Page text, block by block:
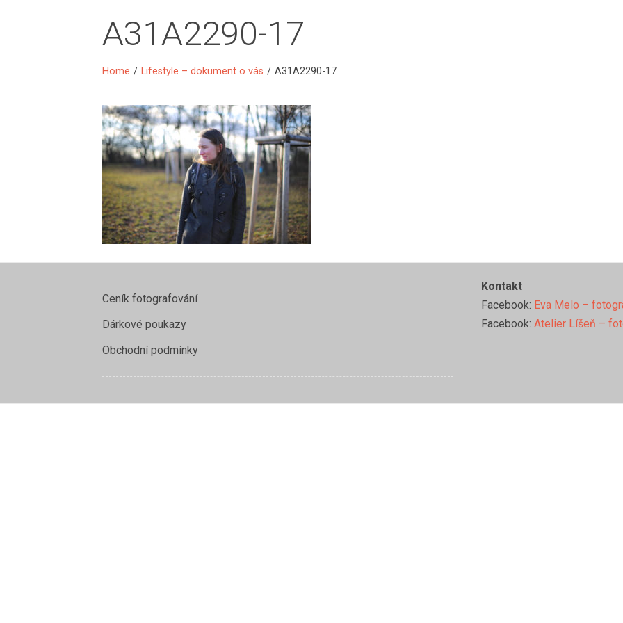
A31A2290-17
Home / Lifestyle – dokument o vás / A31A2290-17
Ceník fotografování
Dárkové poukazy
Obchodní podmínky
Kontakt
Facebook: Eva Melo –
Facebook: Atelier Líšeň –